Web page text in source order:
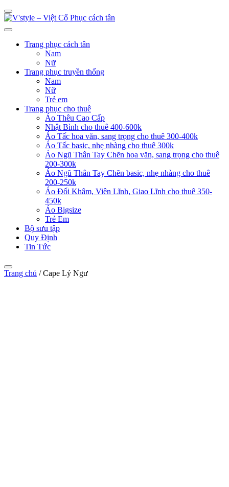
Trang phục cách tân
Nam
Nữ
Trang phục truyền thống
Nam
Nữ
Trẻ em
Trang phục cho thuê
Áo Thêu Cao Cấp
Nhật Bình cho thuê 400-600k
Áo Tấc hoa văn, sang trọng cho thuê 300-400k
Áo Tấc basic, nhẹ nhàng cho thuê 300k
Áo Ngũ Thân Tay Chẽn hoa văn, sang trọng cho thuê
200-300k
Áo Ngũ Thân Tay Chẽn basic, nhẹ nhàng cho thuê
200-250k
Áo Đối Khâm, Viên Lĩnh, Giao Lĩnh cho thuê 350-
450k
Áo Bigsize
Trẻ Em
Bộ sưu tập
Quy Định
Tin Tức
Trang chủ /Cape Lý Ngư